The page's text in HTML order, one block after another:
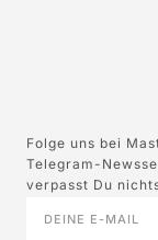
Folge uns bei
Telegram-
verpasst Du